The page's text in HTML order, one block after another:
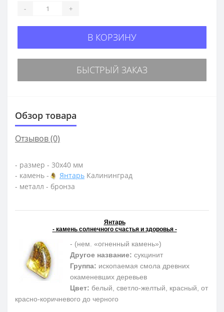
- +
В КОРЗИНУ
БЫСТРЫЙ ЗАКАЗ
Обзор товара
Отзывов (0)
- размер - 30х40 мм
- камень -
Янтарь Калининград
- металл - бронза
Янтарь
- камень солнечного счастья и здоровья -
- (нем. «огненный камень»)
Другое название: сукцинит
Группа: ископаемая смола древних
окаменевших деревьев
Цвет: белый, светло-желтый, красный, от
красно-коричневого до черного